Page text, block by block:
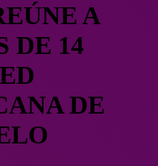
A
DE 14
DE